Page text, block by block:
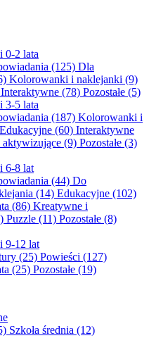
0-2 lata
(125) Dla
Kolorowanki i naklejanki (9)
Interaktywne (78) Pozostałe (5)
3-5 lata
(187) Kolorowanki i
Edukacyjne (60) Interaktywne
(9) Pozostałe (3)
6-8 lat
(44) Do
(14) Edukacyjne (102)
(86) Kreatywne i
Puzzle (11) Pozostałe (8)
9-12 lat
(25) Powieści (127)
(25) Pozostałe (19)
Szkoła średnia (12)